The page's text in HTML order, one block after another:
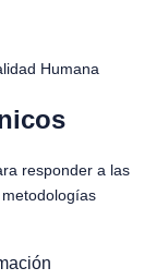
Humana
responder a las